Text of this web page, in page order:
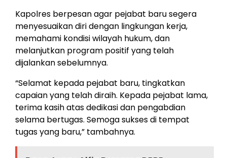
Kapolres berpesan agar pejabat baru segera
menyesuaikan diri dengan lingkungan kerja,
memahami kondisi wilayah hukum, dan
melanjutkan program positif yang telah
dijalankan sebelumnya.
“Selamat kepada pejabat baru, tingkatkan
capaian yang telah diraih. Kepada pejabat lama,
terima kasih atas dedikasi dan pengabdian
selama bertugas. Semoga sukses di tempat
tugas yang baru,” tambahnya.